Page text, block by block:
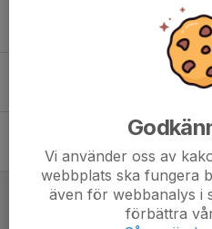
Kiosken i Stallet v. 35,
0
Städområden Stallet
Lämna tillbaka tröjor
29 apr, 10:26 0
Lagkassan, nyttjande
22 apr, 15:47 0
Vi använder oss av
webbplats ska fungera
även för webbanalys i
förbättra